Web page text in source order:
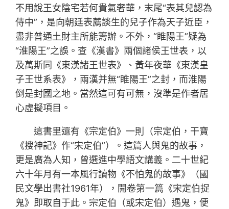
不用說王女陰宅若何貴氣奢華，末尾“表其兒認為
侍中”，是向朝廷表薦談生的兒子作為天子近臣，
盡非普通土財主所能籌辦。不外，“睢陽王”疑為
“淮陽王”之誤。查《漢書》兩個諸侯王世表，以
及萬斯同《東漢諸王世表》、黃年夜華《東漢皇
子王世系表》，兩漢并無“睢陽王”之封，而淮陽
倒是封國之地。當然這可有可無，沒準是作者居
心虛擬項目。
這書里還有《宗定伯》一則（宗定伯，干寶
《搜神記》作“宋定伯”）。這篇人與鬼的故事，
更是廣為人知，曾選進中學語文講義。二十世紀
六十年月有一本風行讀物《不怕鬼的故事》（國
民文學出書社1961年），開卷第一篇《宋定伯捉
鬼》即取自于此。宗定伯（或宋定伯）遇鬼，便